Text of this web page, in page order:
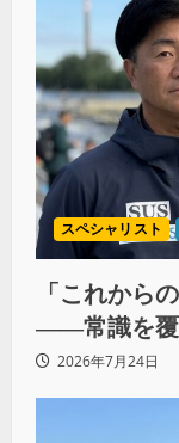
スペシャリスト
「これから
――常識を覆
（後編）
2026年7月24日